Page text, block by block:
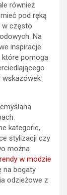
również
pod ręką
w często
Na
inspiracje
które pomogą
wskazówek
kategorie,
stylizacji czy
można
w modzie
na bogaty
odzieżowe z